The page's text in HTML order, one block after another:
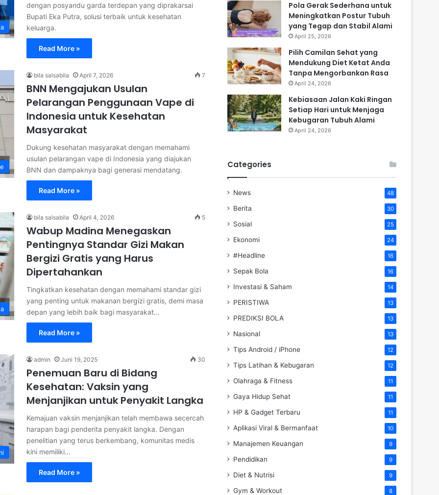
dengan posyandu garda terdepan yang diprakarsai
Bupati Eka Putra, solusi terbaik untuk kesehatan
keluarga.
Read More »
bila salsabila April 7, 2026 7
BNN Mengajukan Usulan
Pelarangan Penggunaan Vape di
Indonesia untuk Kesehatan
Masyarakat
Dukung kesehatan masyarakat dengan memahami
usulan pelarangan vape di Indonesia yang diajukan
BNN dan dampaknya bagi generasi mendatang.
Read More »
bila salsabila April 4, 2026 5
Wabup Madina Menegaskan
Pentingnya Standar Gizi Makan
Bergizi Gratis yang Harus
Dipertahankan
Tingkatkan kesehatan dengan memahami standar gizi
yang penting untuk makanan bergizi gratis, demi masa
depan yang lebih baik bagi masyarakat…
Read More »
admin Juni 19, 2025 30
Penemuan Baru di Bidang
Kesehatan: Vaksin yang
Menjanjikan untuk Penyakit Langka
Kemajuan vaksin menjanjikan telah membawa secercah
harapan bagi penderita penyakit langka. Dengan
penelitian yang terus berkembang, komunitas medis
kini memiliki…
Read More »
Pola Gerak Sederhana untuk
Meningkatkan Postur Tubuh
yang Tegap dan Stabil Alami
April 25, 2026
Pilih Camilan Sehat yang
Mendukung Diet Ketat Anda
Tanpa Mengorbankan Rasa
April 24, 2026
Kebiasaan Jalan Kaki Ringan
Setiap Hari untuk Menjaga
Kebugaran Tubuh Alami
April 24, 2026
Categories
News 48
Berita 30
Sosial 25
Ekonomi 24
#Headline 16
Sepak Bola 16
Investasi & Saham 14
PERISTIWA 13
PREDIKSI BOLA 13
Nasional 13
Tips Android / iPhone 12
Tips Latihan & Kebugaran 12
Olahraga & Fitness 11
Gaya Hidup Sehat 11
HP & Gadget Terbaru 11
Aplikasi Viral & Bermanfaat 10
Manajemen Keuangan 9
Pendidikan 9
Diet & Nutrisi 9
Gym & Workout 8